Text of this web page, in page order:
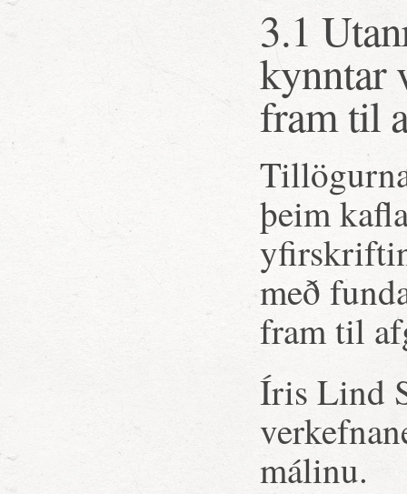
3.1
kynntar
fram til
þeim
með
fram til
Íris Lind
málinu.